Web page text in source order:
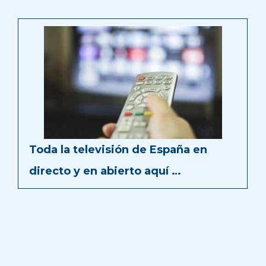
Toda la televisión de España en
directo y en abierto aquí …